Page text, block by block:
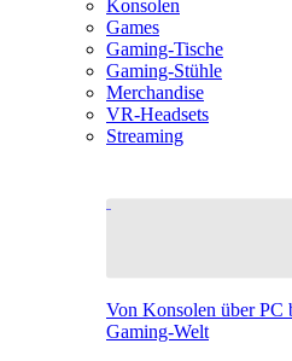
Konsolen
Games
Gaming-Tische
Gaming-Stühle
Merchandise
VR-Headsets
Streaming
Von Konsolen über PC
Gaming-Welt